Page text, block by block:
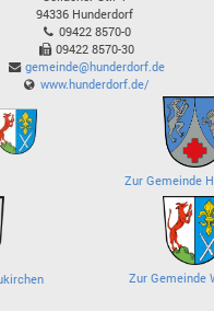
94336 Hunderdorf
09422 8570-0
09422 8570-30
gemeinde@hunderdorf.de
www.hunderdorf.de/
Zur Gemeinde
Zur Gemeinde